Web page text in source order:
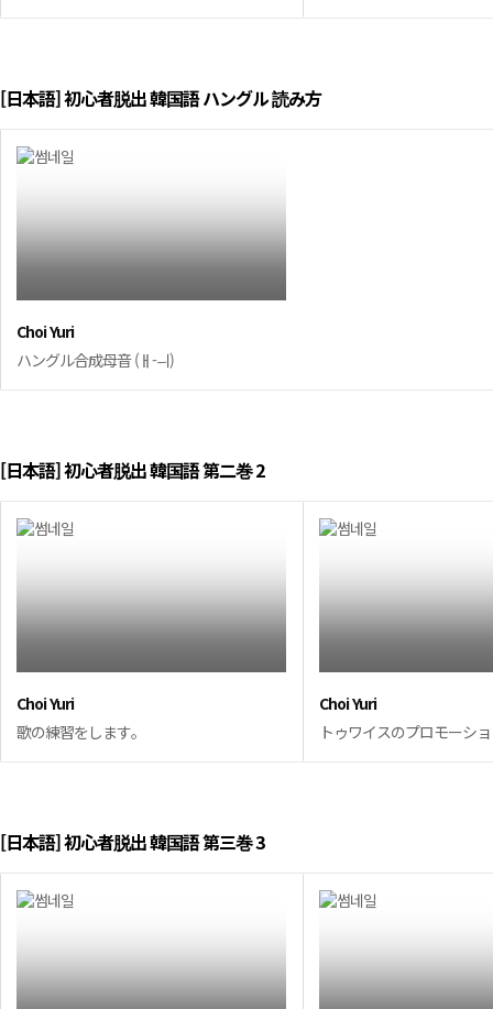
[日本語] 初心者脱出 韓国語 ハングル 読み方
Choi Yuri
ハングル合成母音 (ㅐ-ㅢ)
[日本語] 初心者脱出 韓国語 第二巻 2
Choi Yuri
歌の練習をします。
Choi Yuri
トゥワイスのプロモーシ
[日本語] 初心者脱出 韓国語 第三巻 3